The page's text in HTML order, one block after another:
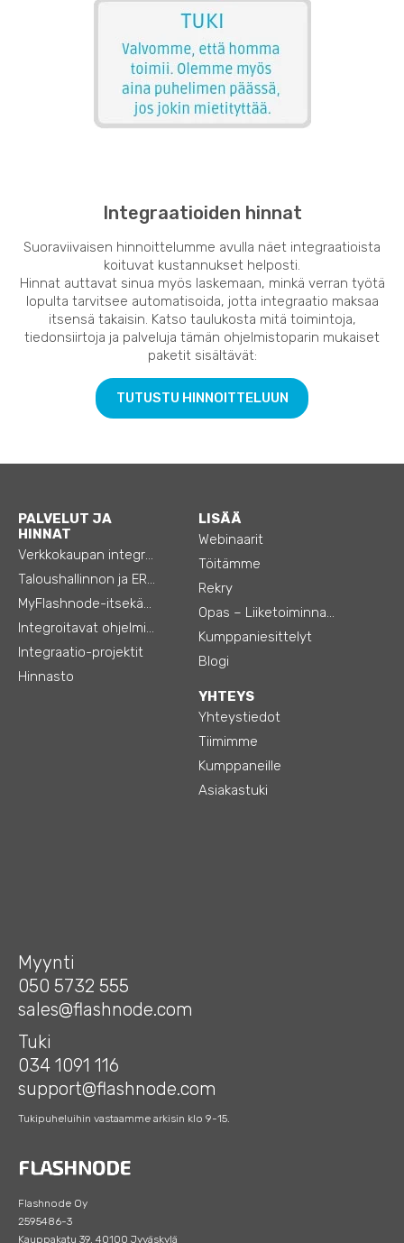
Integraatioiden hinnat
Suoraviivaisen hinnoittelumme avulla näet integraatioista
koituvat kustannukset helposti.
Hinnat auttavat sinua myös laskemaan, minkä verran työtä
lopulta tarvitsee automatisoida, jotta integraatio maksaa
itsensä takaisin. Katso taulukosta mitä toimintoja,
tiedonsiirtoja ja palveluja tämän ohjelmistoparin mukaiset
paketit sisältävät:
TUTUSTU HINNOITTELUUN
PALVELUT JA
HINNAT
Verkkokaupan integraatiot
Taloushallinnon ja ERP:n integraatiot
MyFlashnode-itsekäyttö-automaatio
Integroitavat ohjelmistot
Integraatio-projektit
Hinnasto
LISÄÄ
Webinaarit
Töitämme
Rekry
Opas – Liiketoiminnan tehostamiseen
Kumppaniesittelyt
Blogi
YHTEYS
Yhteystiedot
Tiimimme
Kumppaneille
Asiakastuki
Myynti
050 5732 555
sales@flashnode.com
Tuki
034 1091 116
support@flashnode.com
Tukipuheluihin vastaamme arkisin klo 9-15.
Flashnode Oy
2595486-3
Kauppakatu 39, 40100 Jyväskylä